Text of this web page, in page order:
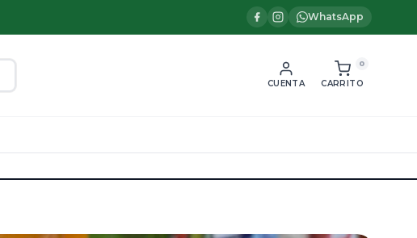
WhatsApp
CUENTA
0
CARRITO